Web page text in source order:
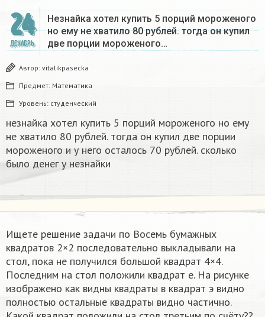
24
ДЕКАБРЬ
Незнайка хотел купить 5 порций мороженого
но ему не хватило 80 рублей. тогда он купил
две порции мороженого…
Автор: vitalikpasecka
Предмет: Математика
Уровень: студенческий
незнайка хотел купить 5 порций мороженого но ему
не хватило 80 рублей. тогда он купил две порции
мороженого и у него осталось 70 рублей. сколько
было денег у незнайки
Ищете решение задачи по Восемь бумажных
квадратов 2×2 последовательно выкладывали на
стол, пока не получился большой квадрат 4×4.
Последним на стол положили квадрат е. На рисунке
изображено как видны квадраты в квадрат э видно
полностью остальные квадраты видно частично.